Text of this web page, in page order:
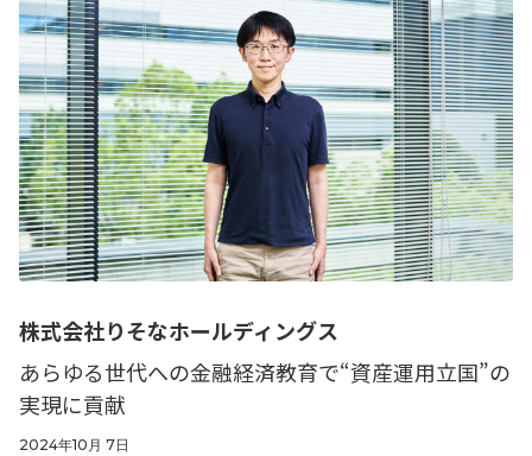
株式会社りそなホールディングス
あらゆる世代への金融経済教育で“資産運用立国”の
実現に貢献
2024年10月 7日